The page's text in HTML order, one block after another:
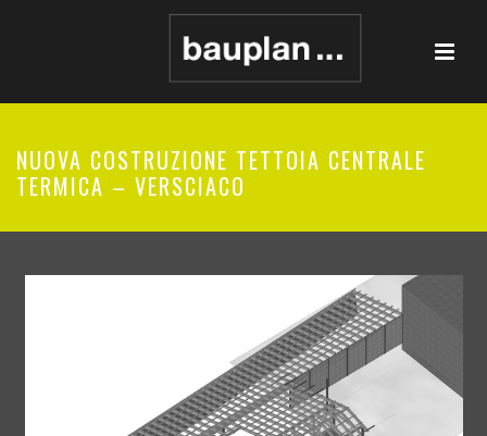
NUOVA COSTRUZIONE TETTOIA CENTRALE
TERMICA – VERSCIACO